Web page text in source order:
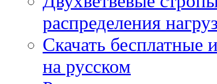
распределения
Скачать
на русском